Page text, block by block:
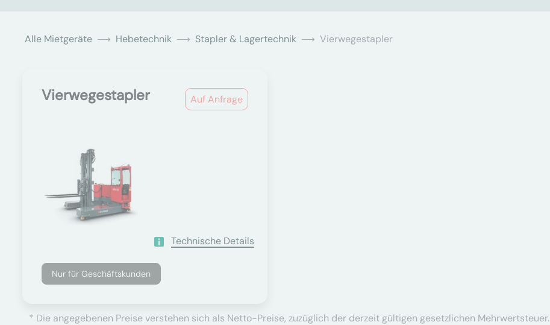
Alle Mietgeräte Hebetechnik Stapler & Lagertechnik Vierwegestapler
Auf Anfrage
Vierwegestapler
Technische Details
Nur für Geschäftskunden
* Die angegebenen Preise verstehen sich als Netto-Preise, zuzüglich der derzeit gültigen gesetzlichen Mehrwertsteuer.